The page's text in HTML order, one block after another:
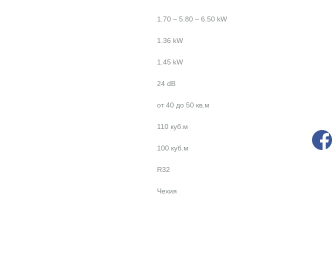
1.70 – 5.80 – 6.50 kW
1.36 kW
1.45 kW
24 dB
от 40 до 50 кв.м
110 куб.м
100 куб.м
R32
Чехия